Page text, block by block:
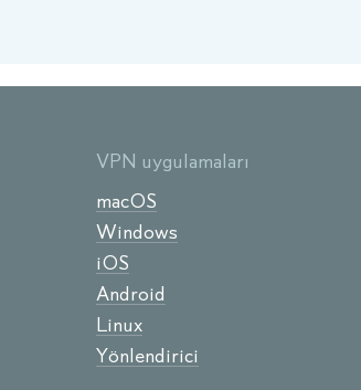
VPN uygulamaları
macOS
Windows
iOS
Android
Linux
Yönlendirici